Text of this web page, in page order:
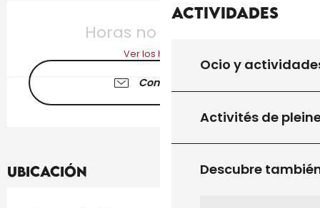
Actividades
Ocio y
Activités de
Descubre
Horarios y datos de contacto
Horas no resueltas
Ver los horarios
Contáctenos
Ubicación